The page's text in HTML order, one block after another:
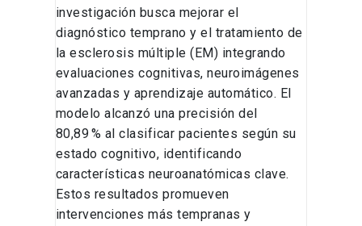
investigación busca mejorar el
diagnóstico temprano y el tratamiento de
la esclerosis múltiple (EM) integrando
evaluaciones cognitivas, neuroimágenes
avanzadas y aprendizaje automático. El
modelo alcanzó una precisión del
80,89 % al clasificar pacientes según su
estado cognitivo, identificando
características neuroanatómicas clave.
Estos resultados promueven
intervenciones más tempranas y